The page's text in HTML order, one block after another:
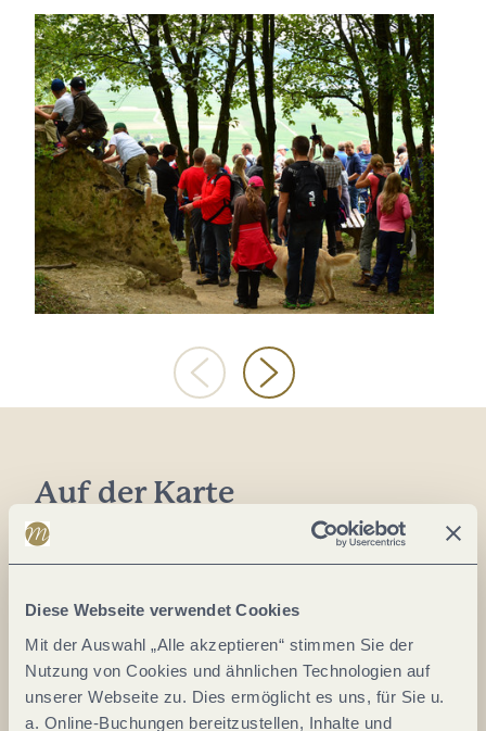
Diese Webseite verwendet Cookies
Mit der Auswahl „Alle akzeptieren“ stimmen Sie der
Nutzung von Cookies und ähnlichen Technologien auf
unserer Webseite zu. Dies ermöglicht es uns, für Sie u.
a. Online-Buchungen bereitzustellen, Inhalte und
Auf der Karte
Moselweinstrasse 55
DE
Tel.:
(0049) 0049 6507 2227
Fax:(0049) 0049 6507 2040
E-Mail:info@trittenheim.de